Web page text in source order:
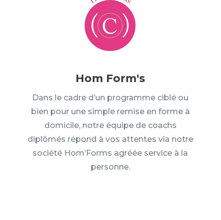
Hom Form's
Dans le cadre d’un programme ciblé ou
bien pour une simple remise en forme à
domicile, notre équipe de coachs
diplômés répond à vos attentes via notre
société Hom’Forms agréée service à la
personne.